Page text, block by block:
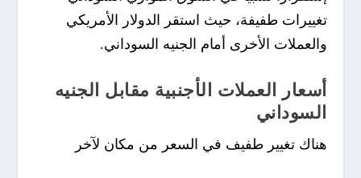
تغييرات طفيفة، حيث استقر الدولار الأمريكي
والعملات الأخرى أمام الجنيه السوداني.
أسعار العملات الأجنبية مقابل الجنيه
السوداني
هناك تغيير طفيف في السعر من مكان لآخر